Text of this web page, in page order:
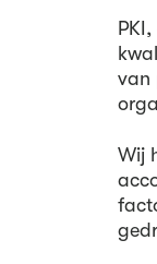
van
Wij